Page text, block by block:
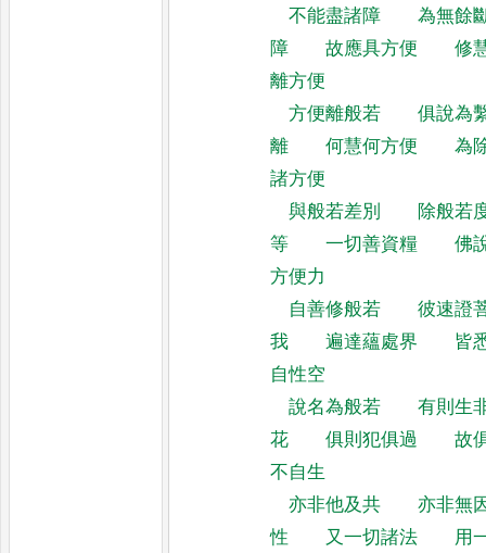
不能盡諸障
為無餘
障
故應具方便
修
離方便
方便離般若
俱說為
離
何慧何方便
為
諸方便
與般若差別
除般若
等
一切善資糧
佛
方便力
自善修般若
彼速證
我
遍達蘊處界
皆
自性空
說名為般若
有則生
花
俱則犯俱過
故
不自生
亦非他及共
亦非無
性
又一切諸法
用